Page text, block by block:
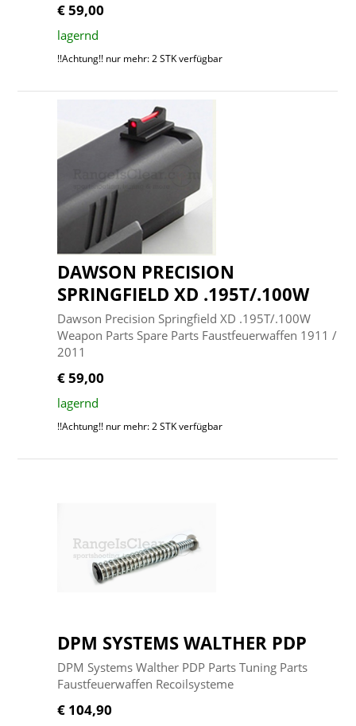
€ 59,00
lagernd
!!Achtung!! nur mehr: 2 STK verfügbar
DAWSON PRECISION
SPRINGFIELD XD .195T/.100W
Dawson Precision Springfield XD .195T/.100W
Weapon Parts Spare Parts Faustfeuerwaffen 1911 /
2011
€ 59,00
lagernd
!!Achtung!! nur mehr: 2 STK verfügbar
DPM SYSTEMS WALTHER PDP
DPM Systems Walther PDP Parts Tuning Parts
Faustfeuerwaffen Recoilsysteme
€ 104,90